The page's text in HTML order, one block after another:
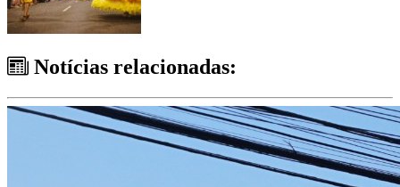
Notícias relacionadas: